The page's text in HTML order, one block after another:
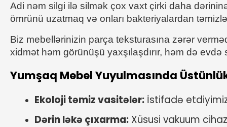
Adi nəm silgi ilə silmək çox vaxt çirki daha
ömrünü uzatmaq və onları bakteriyalardan
Biz mebellərinizin parça teksturasına zərər
xidmət həm görünüşü yaxşılaşdırır, həm də evdə
Yumşaq Mebel Yuyulmasında
Ekoloji təmiz vasitələr: İstifadə
Dərin ləkə çıxarma: Xüsusi vakuum